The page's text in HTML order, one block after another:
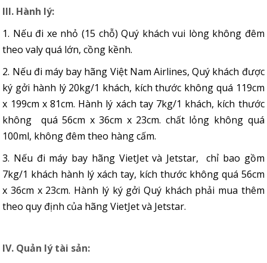
III. Hành lý:
1. Nếu đi xe nhỏ (15 chỗ) Quý khách vui lòng không đêm
theo valy quá lớn, cồng kềnh.
2. Nếu đi máy bay hãng Việt Nam Airlines, Quý khách được
ký gởi hành lý 20kg/1 khách, kích thước không quá 119cm
x 199cm x 81cm. Hành lý xách tay 7kg/1 khách, kích thước
không quá 56cm x 36cm x 23cm. chất lỏng không quá
100ml, không đêm theo hàng cấm.
3. Nếu đi máy bay hãng VietJet và Jetstar, chỉ bao gồm
7kg/1 khách hành lý xách tay, kích thước không quá 56cm
x 36cm x 23cm. Hành lý ký gởi Quý khách phải mua thêm
theo quy định của hãng VietJet và Jetstar.
IV. Quản lý tài sản: